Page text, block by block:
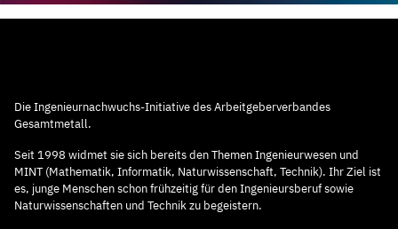
Die Ingenieurnachwuchs-Initiative des Arbeitgeberverbandes
Gesamtmetall.
Seit 1998 widmet sie sich bereits den Themen Ingenieurwesen und
MINT (Mathematik, Informatik, Naturwissenschaft, Technik). Ihr Ziel ist
es, junge Menschen schon frühzeitig für den Ingenieursberuf sowie
Naturwissenschaften und Technik zu begeistern.